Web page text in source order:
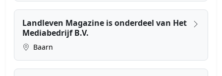
Landleven Magazine is onderdeel van Het
Mediabedrijf B.V.
Baarn